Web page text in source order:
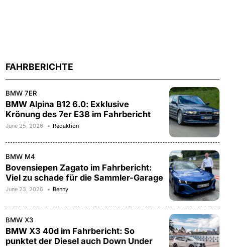
FAHRBERICHTE
BMW 7ER
BMW Alpina B12 6.0: Exklusive
Krönung des 7er E38 im Fahrbericht
June 25, 2026 Redaktion
BMW M4
Bovensiepen Zagato im Fahrbericht:
Viel zu schade für die Sammler-Garage
June 23, 2026 Benny
BMW X3
BMW X3 40d im Fahrbericht: So
punktet der Diesel auch Down Under